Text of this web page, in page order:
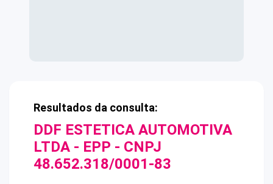
Resultados da consulta:
DDF ESTETICA AUTOMOTIVA
LTDA - EPP - CNPJ
48.652.318/0001-83